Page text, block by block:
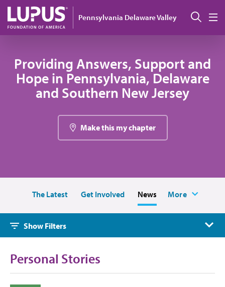
Pasar al contenido principal
Pennsylvania Delaware Valley
Providing Answers, Support and
Hope in Pennsylvania, Delaware
and Southern New Jersey
Make this my chapter
The Latest Get Involved News More
Show Filters
Personal Stories